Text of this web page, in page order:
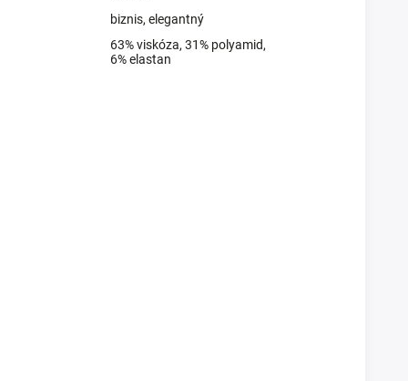
biznis, elegantný
63% viskóza, 31% polyamid,
6% elastan